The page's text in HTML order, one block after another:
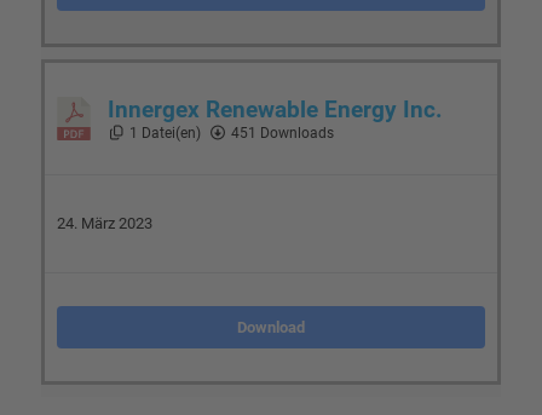
Innergex Renewable Energy Inc.
1 Datei(en) 451 Downloads
24. März 2023
Download